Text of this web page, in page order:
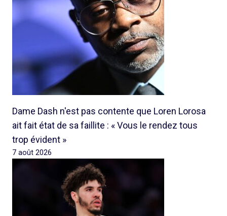
Dame Dash n'est pas contente que Loren Lorosa
ait fait état de sa faillite : « Vous le rendez tous
trop évident »
7 août 2026